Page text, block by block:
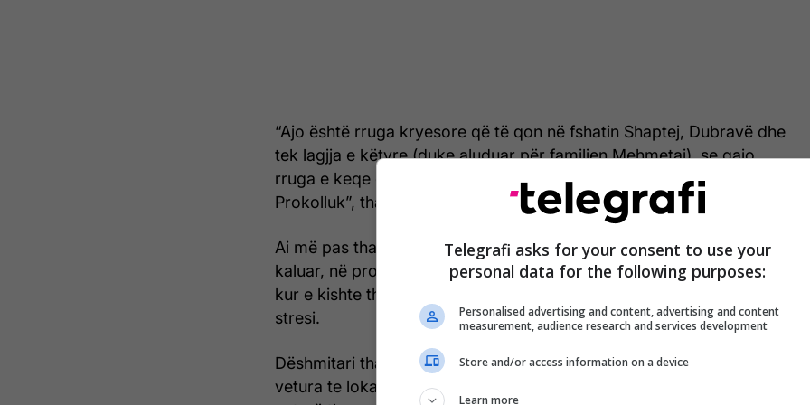
“Ajo është rruga kryesore që të qon në fshatin Shaptej, Dubravë dhe
tek lagjja e këtyre (duke aluduar për familjen Mehmetaj), se qajo
rruga e keqe që ka qenë është bërë me asfallt dhe të shpien në
Prokolluk”, tha dëshmitari Dervishaj, raporton “Betimi për Drejtësi”.
Ai më pas tha se mbetet pranë deklarimeve të thëna seancën e
kaluar, në prokurori si dhe në polici, duke shtuar se herën e kaluar
kur e kishte thënë se vetura ka qenë e zezë e kishte a thënë nga
stresi.
Dëshmitari tha se të akuzuarin Kreshnik e kishte parë duke dal nga
vetura te lokali “24 Marsi”, pas ngjarjes së natës kritike, dhe se atë
Telegrafi asks for your consent to use your
personal data for the following purposes:
Personalised advertising and content, advertising and content
measurement, audience research and services development
Store and/or access information on a device
Learn more